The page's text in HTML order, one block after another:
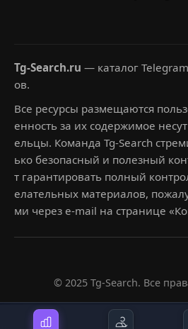
Tg-Search.ru — каталог
ов.
Все ресурсы размещаются
енность за их содержимое
ельцы. Команда Tg-Search
ько безопасный и полезный
т гарантировать полный
елательных материалов,
ми через e-mail на странице
© 2025 Tg-Search. Все